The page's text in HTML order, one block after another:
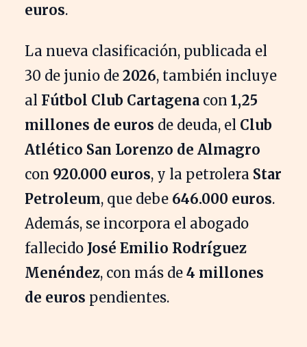
euros.
La nueva clasificación, publicada el
30 de junio de 2026, también incluye
al Fútbol Club Cartagena con 1,25
millones de euros de deuda, el Club
Atlético San Lorenzo de Almagro
con 920.000 euros, y la petrolera Star
Petroleum, que debe 646.000 euros.
Además, se incorpora el abogado
fallecido José Emilio Rodríguez
Menéndez, con más de 4 millones
de euros pendientes.